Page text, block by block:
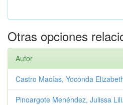
Otras opciones
Autor
Castro Macías, Yoconda
Pinoargote Menéndez, Julissa